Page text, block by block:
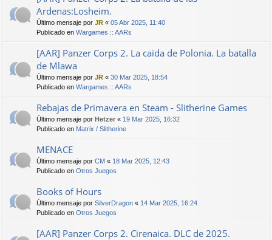
Ardenas:Losheim.
Último mensaje por JR « 05 Abr 2025, 11:40
Publicado en Wargames :: AARs
[AAR] Panzer Corps 2. La caida de Polonia. La batalla
de Mlawa
Último mensaje por JR « 30 Mar 2025, 18:54
Publicado en Wargames :: AARs
Rebajas de Primavera en Steam - Slitherine Games
Último mensaje por Hetzer « 19 Mar 2025, 16:32
Publicado en Matrix / Slitherine
MENACE
Último mensaje por CM « 18 Mar 2025, 12:43
Publicado en Otros Juegos
Books of Hours
Último mensaje por SilverDragon « 14 Mar 2025, 16:24
Publicado en Otros Juegos
[AAR] Panzer Corps 2. Cirenaica. DLC de 2025.